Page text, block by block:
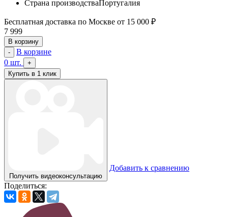
Страна производстваПортугалия
Бесплатная доставка по Москве от 15 000 ₽
7 999
В корзину
-
В корзине
0 шт.
+
Купить в 1 клик
Получить видеоконсультацию
Добавить к сравнению
Поделиться: